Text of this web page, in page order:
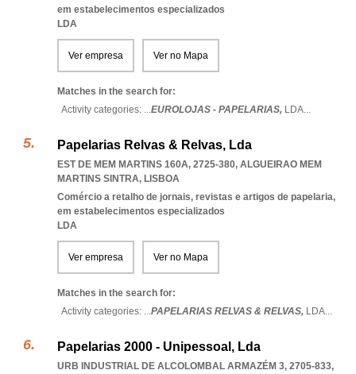
em estabelecimentos especializados
LDA
Ver empresa Ver no Mapa
Matches in the search for:
Activity categories: ...EUROLOJAS - PAPELARIAS, LDA...
Papelarias Relvas & Relvas, Lda
EST DE MEM MARTINS 160A, 2725-380, ALGUEIRAO MEM
MARTINS SINTRA, LISBOA
Comércio a retalho de jornais, revistas e artigos de papelaria,
em estabelecimentos especializados
LDA
Ver empresa Ver no Mapa
Matches in the search for:
Activity categories: ...PAPELARIAS RELVAS & RELVAS, LDA...
Papelarias 2000 - Unipessoal, Lda
URB INDUSTRIAL DE ALCOLOMBAL ARMAZÉM 3, 2705-833,